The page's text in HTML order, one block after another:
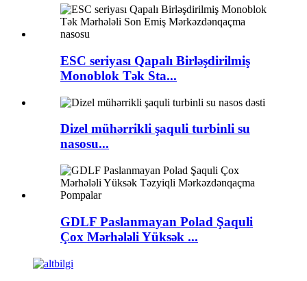
ESC seriyası Qapalı Birləşdirilmiş
Monoblok Tək Sta...
Dizel mühərrikli şaquli turbinli su
nasosu...
GDLF Paslanmayan Polad Şaquli
Çox Mərhələli Yüksək ...